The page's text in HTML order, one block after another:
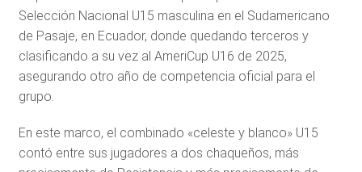
Selección Nacional U15 masculina en el Sudamericano
de Pasaje, en Ecuador, donde quedando terceros y
clasificando a su vez al AmeriCup U16 de 2025,
asegurando otro año de competencia oficial para el
grupo.
En este marco, el combinado «celeste y blanco» U15
contó entre sus jugadores a dos chaqueños, más